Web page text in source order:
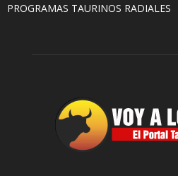
PROGRAMAS TAURINOS RADIALES